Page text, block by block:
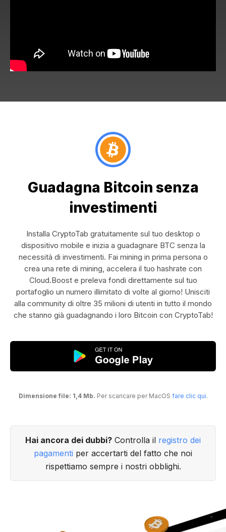
Guadagna Bitcoin senza
investimenti
Installa CryptoTab gratuitamente sul tuo desktop o
dispositivo mobile e inizia a guadagnare BTC senza la
necessità di investimenti. Fai mining in prima persona o
crea una rete di mining, accelera il tuo hashrate con
Cloud.Boost e preleva fondi direttamente sul tuo
portafoglio un numero illimitato di volte al giorno! Unisciti
alla community di oltre 35 milioni di utenti in tutto il mondo
che stanno già guadagnando i loro Bitcoin con CryptoTab!
Dimensione file: 1,4 Mb. Per scaricare per MacOS fare clic qui.
Hai ancora dei dubbi? Controlla il registro dei
pagamenti per accertarti del fatto che noi
rispettiamo sempre i nostri obblighi.